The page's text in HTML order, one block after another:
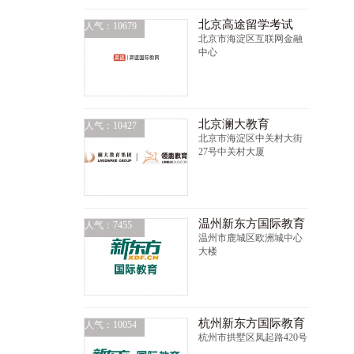
人气：10679 北京高途留学考试
北京市海淀区互联网金融
中心
人气：10427 北京澜大教育
北京市海淀区中关村大街
27号中关村大厦
人气：7455 温州新东方国际教育
温州市鹿城区欧洲城中心
大楼
人气：10054 杭州新东方国际教育
杭州市拱墅区凤起路420号